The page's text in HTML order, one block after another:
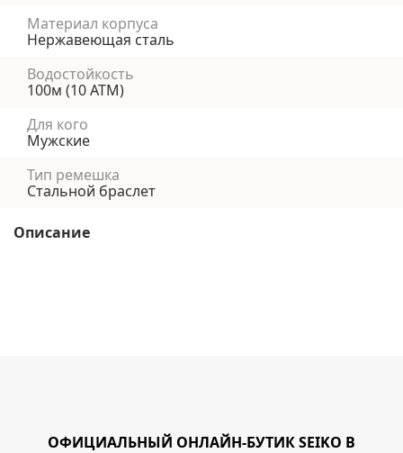
Материал корпуса
Нержавеющая сталь
Водостойкость
100м (10 АТМ)
Для кого
Мужские
Тип ремешка
Стальной браслет
Описание
ОФИЦИАЛЬНЫЙ ОНЛАЙН-БУТИК SEIKO В